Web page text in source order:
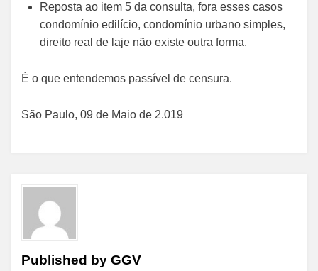
Reposta ao item 5 da consulta, fora esses casos
condomínio edilício, condomínio urbano simples,
direito real de laje não existe outra forma.
É o que entendemos passível de censura.
São Paulo, 09 de Maio de 2.019
Published by GGV